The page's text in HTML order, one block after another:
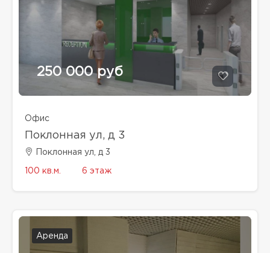
250 000 руб
Офис
Поклонная ул, д 3
Поклонная ул, д 3
100 кв.м. 6 этаж
Аренда